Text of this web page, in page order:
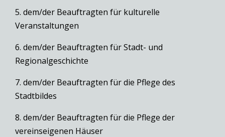
5. dem/der Beauftragten für kulturelle
Veranstaltungen
6. dem/der Beauftragten für Stadt- und
Regionalgeschichte
7. dem/der Beauftragten für die Pflege des
Stadtbildes
8. dem/der Beauftragten für die Pflege der
vereinseigenen Häuser